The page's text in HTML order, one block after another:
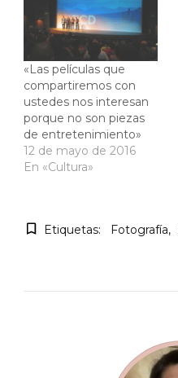
«Las películas que
compartiremos con
ustedes nos interesan
porque no son piezas
de entretenimiento»
12 de mayo de 2016
En «Cultura»
Etiquetas: Fotografía